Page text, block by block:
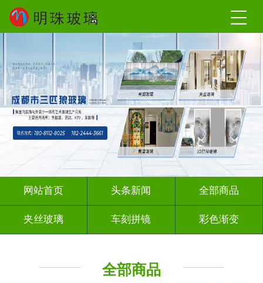
网站首页 头条新闻 全部商品
夹丝玻璃 车刻拼镜 彩色渐变
深 渊 镜
全部商品